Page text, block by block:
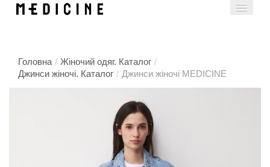
Головна / Жіночий одяг. Каталог /
Джинси жіночі. Каталог / Джинси жіночі MEDICINE